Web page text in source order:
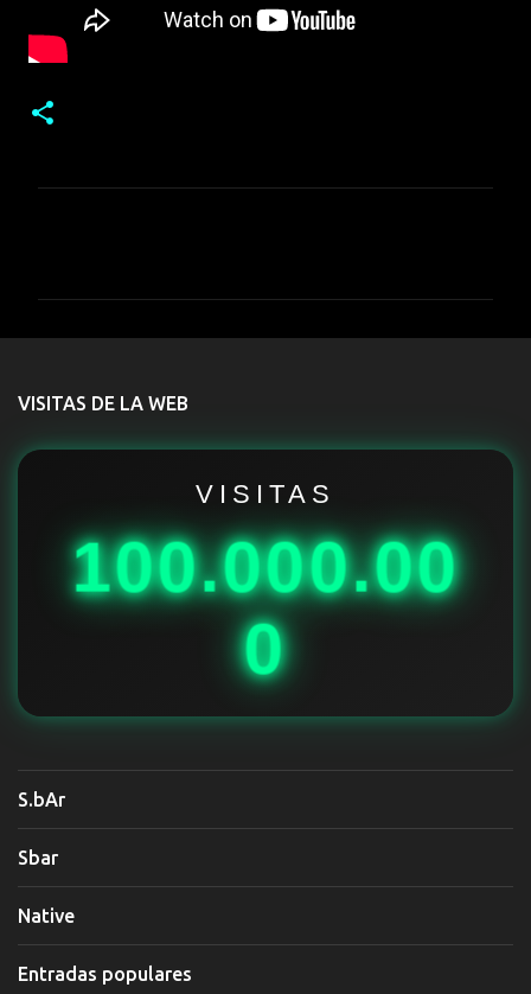
t
r
VISITAS DE LA WEB
VISITAS
100.000.00
0
S.bAr
Sbar
Native
Entradas populares